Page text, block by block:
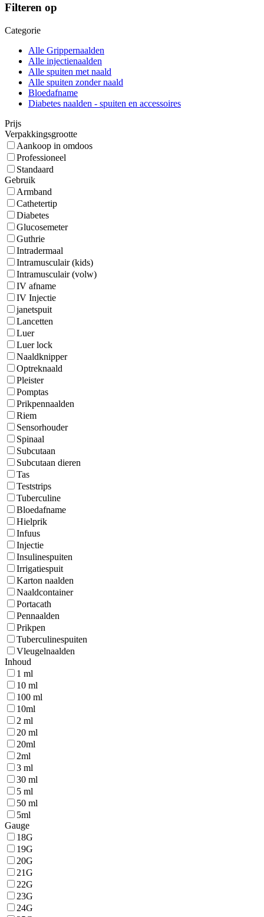
Filteren op
Categorie
Alle Grippernaalden
Alle injectienaalden
Alle spuiten met naald
Alle spuiten zonder naald
Bloedafname
Diabetes naalden - spuiten en accessoires
Prijs
Verpakkingsgrootte
Aankoop in omdoos
Professioneel
Standaard
Gebruik
Armband
Cathetertip
Diabetes
Glucosemeter
Guthrie
Intradermaal
Intramusculair (kids)
Intramusculair (volw)
IV afname
IV Injectie
janetspuit
Lancetten
Luer
Luer lock
Naaldknipper
Optreknaald
Pleister
Pomptas
Prikpennaalden
Riem
Sensorhouder
Spinaal
Subcutaan
Subcutaan dieren
Tas
Teststrips
Tuberculine
Bloedafname
Hielprik
Infuus
Injectie
Insulinespuiten
Irrigatiespuit
Karton naalden
Naaldcontainer
Portacath
Pennaalden
Prikpen
Tuberculinespuiten
Vleugelnaalden
Inhoud
1 ml
10 ml
100 ml
10ml
2 ml
20 ml
20ml
2ml
3 ml
30 ml
5 ml
50 ml
5ml
Gauge
18G
19G
20G
21G
22G
23G
24G